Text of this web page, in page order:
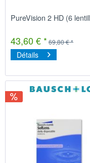
PureVision 2 HD (6
43,60 € * 69,80 € *
Détails